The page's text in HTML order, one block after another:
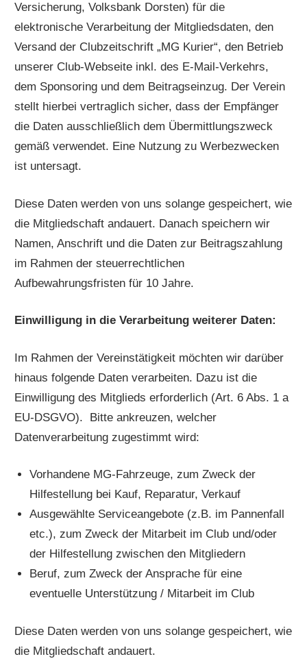
Versicherung, Volksbank Dorsten) für die
elektronische Verarbeitung der Mitgliedsdaten, den
Versand der Clubzeitschrift „MG Kurier“, den Betrieb
unserer Club-Webseite inkl. des E-Mail-Verkehrs,
dem Sponsoring und dem Beitragseinzug. Der Verein
stellt hierbei vertraglich sicher, dass der Empfänger
die Daten ausschließlich dem Übermittlungszweck
gemäß verwendet. Eine Nutzung zu Werbezwecken
ist untersagt.
Diese Daten werden von uns solange gespeichert, wie
die Mitgliedschaft andauert. Danach speichern wir
Namen, Anschrift und die Daten zur Beitragszahlung
im Rahmen der steuerrechtlichen
Aufbewahrungsfristen für 10 Jahre.
Einwilligung in die Verarbeitung weiterer Daten:
Im Rahmen der Vereinstätigkeit möchten wir darüber
hinaus folgende Daten verarbeiten. Dazu ist die
Einwilligung des Mitglieds erforderlich (Art. 6 Abs. 1 a
EU-DSGVO). Bitte ankreuzen, welcher
Datenverarbeitung zugestimmt wird:
Vorhandene MG-Fahrzeuge, zum Zweck der
Hilfestellung bei Kauf, Reparatur, Verkauf
Ausgewählte Serviceangebote (z.B. im Pannenfall
etc.), zum Zweck der Mitarbeit im Club und/oder
der Hilfestellung zwischen den Mitgliedern
Beruf, zum Zweck der Ansprache für eine
eventuelle Unterstützung / Mitarbeit im Club
Diese Daten werden von uns solange gespeichert, wie
die Mitgliedschaft andauert.